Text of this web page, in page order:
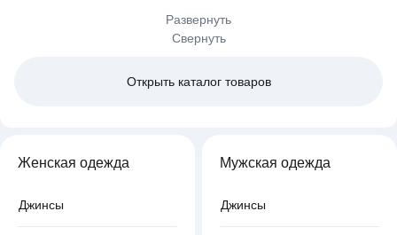
Развернуть
Свернуть
Открыть каталог товаров
Женская одежда
Джинсы
Мужская одежда
Джинсы